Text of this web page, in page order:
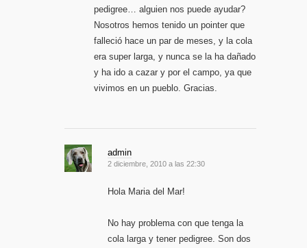
pedigree… alguien nos puede ayudar?
Nosotros hemos tenido un pointer que
falleció hace un par de meses, y la cola
era super larga, y nunca se la ha dañado
y ha ido a cazar y por el campo, ya que
vivimos en un pueblo. Gracias.
admin
2 diciembre, 2010 a las 22:30
Hola Maria del Mar!
No hay problema con que tenga la
cola larga y tener pedigree. Son dos